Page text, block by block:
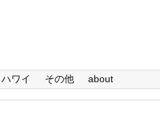
ハワイ その他 about